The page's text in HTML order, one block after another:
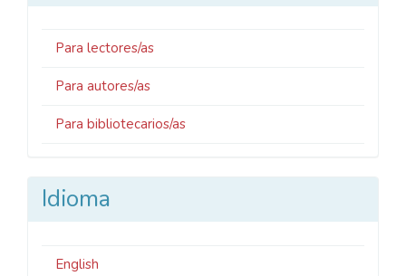
Para lectores/as
Para autores/as
Para bibliotecarios/as
Idioma
English